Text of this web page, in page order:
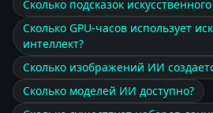
Сколько подсказок
Сколько GPU-часов использует
интеллект?
Сколько изображений ИИ
Сколько моделей ИИ доступно?